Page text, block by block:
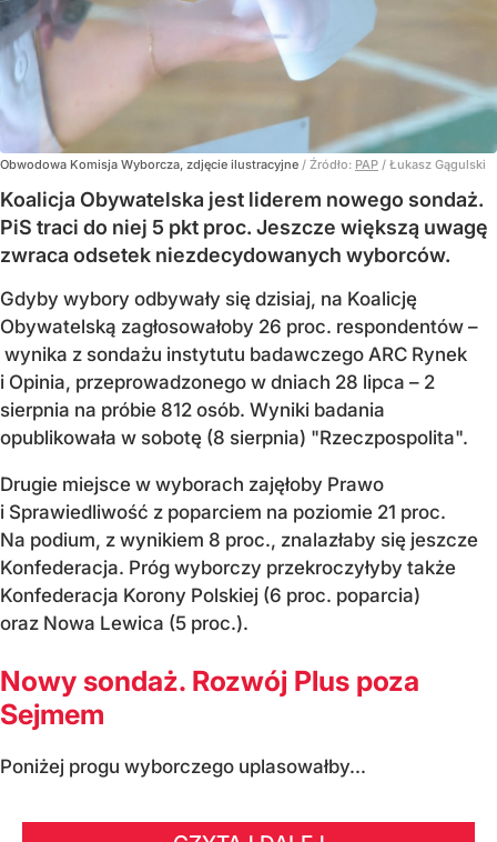
Obwodowa Komisja Wyborcza, zdjęcie ilustracyjne / Źródło: PAP / Łukasz Gągulski
Koalicja Obywatelska jest liderem nowego sondaż.
PiS traci do niej 5 pkt proc. Jeszcze większą uwagę
zwraca odsetek niezdecydowanych wyborców.
Gdyby wybory odbywały się dzisiaj, na Koalicję
Obywatelską zagłosowałoby 26 proc. respondentów –
wynika z sondażu instytutu badawczego ARC Rynek
i Opinia, przeprowadzonego w dniach 28 lipca – 2
sierpnia na próbie 812 osób. Wyniki badania
opublikowała w sobotę (8 sierpnia) "Rzeczpospolita".
Drugie miejsce w wyborach zajęłoby Prawo
i Sprawiedliwość z poparciem na poziomie 21 proc.
Na podium, z wynikiem 8 proc., znalazłaby się jeszcze
Konfederacja. Próg wyborczy przekroczyłyby także
Konfederacja Korony Polskiej (6 proc. poparcia)
oraz Nowa Lewica (5 proc.).
Nowy sondaż. Rozwój Plus poza
Sejmem
Poniżej progu wyborczego uplasowałby...